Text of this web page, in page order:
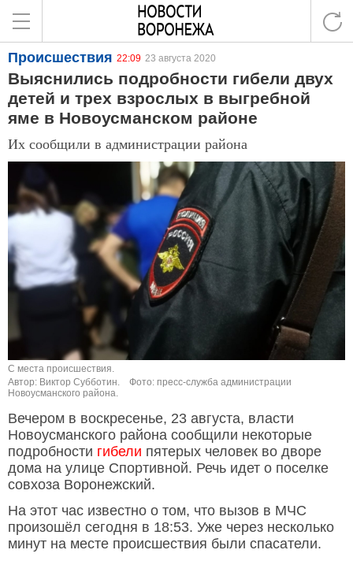
Происшествия 22:09 23 августа 2020
Выяснились подробности гибели двух
детей и трех взрослых в выгребной
яме в Новоусманском районе
Их сообщили в администрации района
С места происшествия.
Автор: Виктор Субботин.
Фото: пресс-служба администрации
Новоусманского района.
Вечером в воскресенье, 23 августа, власти
Новоусманского района сообщили некоторые
подробности гибели пятерых человек во дворе
дома на улице Спортивной. Речь идет о поселке
совхоза Воронежский.
На этот час известно о том, что вызов в МЧС
произошёл сегодня в 18:53. Уже через несколько
минут на месте происшествия были спасатели.